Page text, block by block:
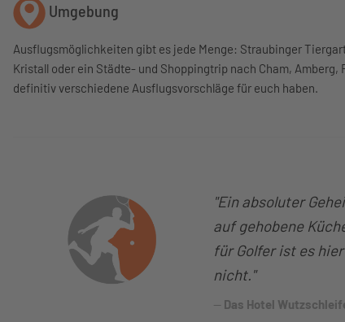
Umgebung
Ausflugsmöglichkeiten gibt es jede Menge: Straubinger
Kristall oder ein Städte- und Shoppingtrip nach Cham,
definitiv verschiedene Ausflugsvorschläge für euch haben.
"Ein absoluter
auf gehobene
für Golfer ist es
nicht."
Das Hotel